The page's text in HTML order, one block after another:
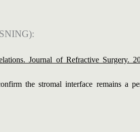
Journal of Refractive Surgery.
the stromal interface remains a